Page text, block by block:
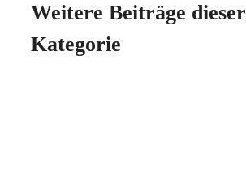
Weitere Beiträge dieser
Kategorie